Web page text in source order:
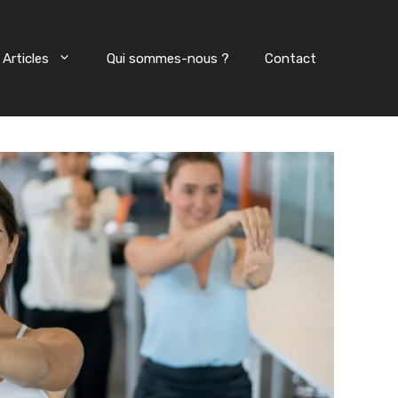
Articles Qui sommes-nous ? Contact